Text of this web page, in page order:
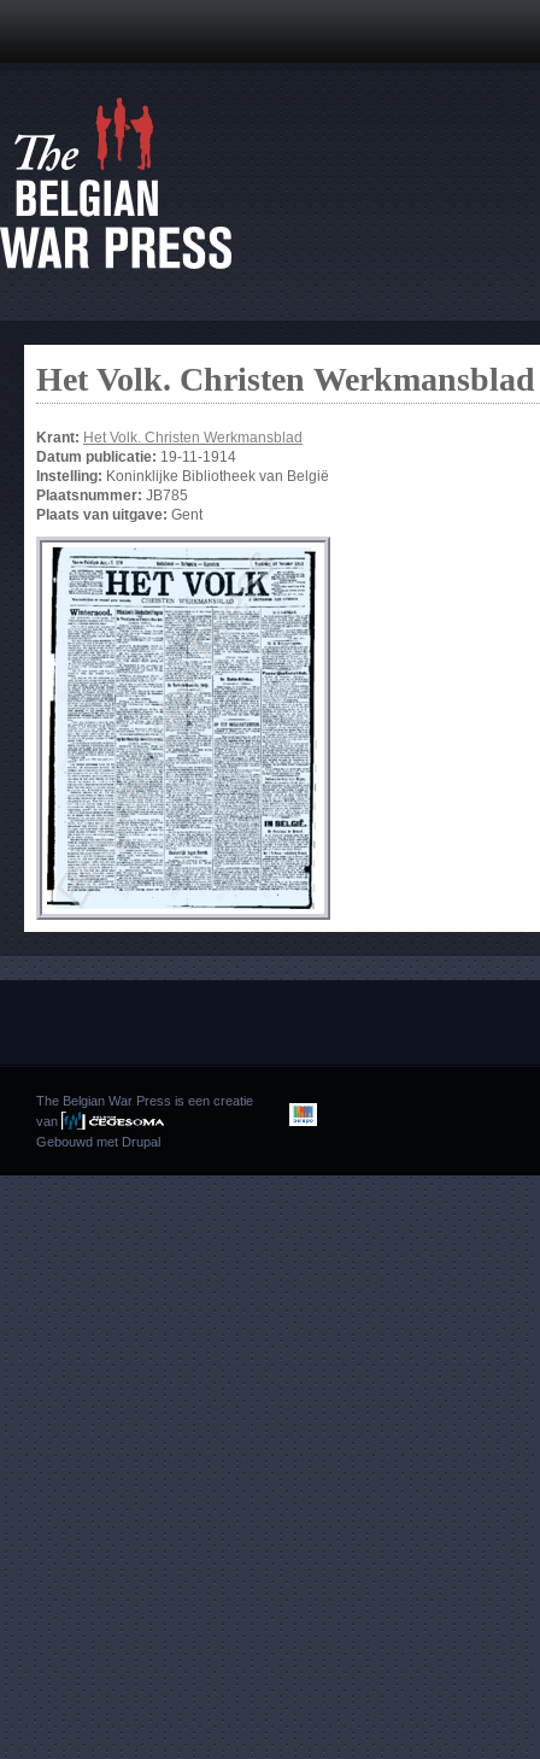
Het Volk. Christen Werkmansblad
Krant: Het Volk. Christen Werkmansblad
Datum publicatie: 19-11-1914
Instelling: Koninklijke Bibliotheek van België
Plaatsnummer: JB785
Plaats van uitgave: Gent
The Belgian War Press is een creatie
van
Gebouwd met Drupal